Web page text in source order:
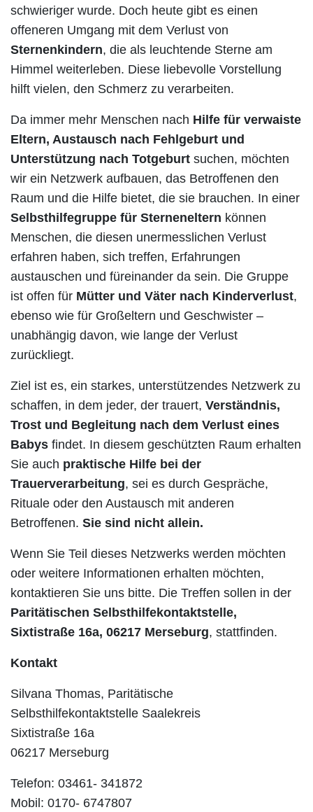
schwieriger wurde. Doch heute gibt es einen
offeneren Umgang mit dem Verlust von
Sternenkindern, die als leuchtende Sterne am
Himmel weiterleben. Diese liebevolle Vorstellung
hilft vielen, den Schmerz zu verarbeiten.
Da immer mehr Menschen nach Hilfe für verwaiste
Eltern, Austausch nach Fehlgeburt und
Unterstützung nach Totgeburt suchen, möchten
wir ein Netzwerk aufbauen, das Betroffenen den
Raum und die Hilfe bietet, die sie brauchen. In einer
Selbsthilfegruppe für Sterneneltern können
Menschen, die diesen unermesslichen Verlust
erfahren haben, sich treffen, Erfahrungen
austauschen und füreinander da sein. Die Gruppe
ist offen für Mütter und Väter nach Kinderverlust,
ebenso wie für Großeltern und Geschwister –
unabhängig davon, wie lange der Verlust
zurückliegt.
Ziel ist es, ein starkes, unterstützendes Netzwerk zu
schaffen, in dem jeder, der trauert, Verständnis,
Trost und Begleitung nach dem Verlust eines
Babys findet. In diesem geschützten Raum erhalten
Sie auch praktische Hilfe bei der
Trauerverarbeitung, sei es durch Gespräche,
Rituale oder den Austausch mit anderen
Betroffenen. Sie sind nicht allein.
Wenn Sie Teil dieses Netzwerks werden möchten
oder weitere Informationen erhalten möchten,
kontaktieren Sie uns bitte. Die Treffen sollen in der
Paritätischen Selbsthilfekontaktstelle,
Sixtistraße 16a, 06217 Merseburg, stattfinden.
Kontakt
Silvana Thomas, Paritätische
Selbsthilfekontaktstelle Saalekreis
Sixtistraße 16a
06217 Merseburg
Telefon: 03461- 341872
Mobil: 0170- 6747807